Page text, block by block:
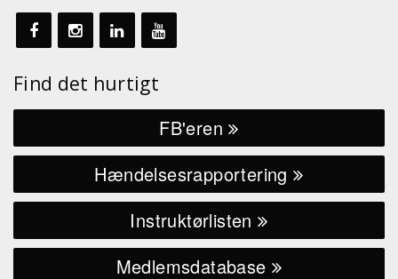
Find det hurtigt
FB'eren
Hændelsesrapportering
Instruktørlisten
Medlemsdatabase